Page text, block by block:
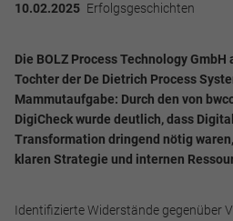
10.02.2025 Erfolgsgeschichten
Die BOLZ Process Technology GmbH
Tochter der De Dietrich Process
Mammutaufgabe: Durch den von
DigiCheck wurde deutlich, dass
Transformation dringend nötig
klaren Strategie und internen
Identifizierte Widerstände gegenüber